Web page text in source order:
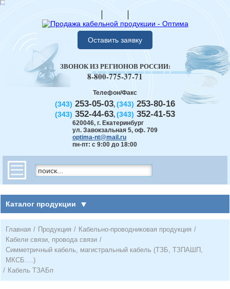
Оставить заявку
Телефон/Факс
(343) 253-05-03, (343) 253-80-16
(343) 352-44-63, (343) 352-41-53
620046, г. Екатеринбург
ул. Завокзальная 5, оф. 709
optima-nt@mail.ru
пн-пт: с 9:00 до 18:00
ЗВОНОК ИЗ РЕГИОНОВ РОССИИ:
8-800-775-37-71
Каталог продукции
Главная / Продукция / Кабельно-проводниковая продукция /
Кабели связи, провода связи /
Симметричный кабель, магистральный кабель (ТЗБ, ТЗПАШП,
МКСБ….)
/ Кабель ТЗАБп